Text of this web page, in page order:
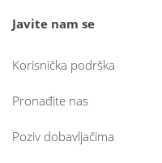
Javite nam se
Korisnička podrška
Pronađite nas
Poziv dobavljačima